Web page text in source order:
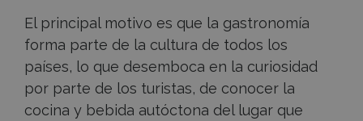
El principal motivo es que la gastronomía
forma parte de la cultura de todos los
países, lo que desemboca en la curiosidad
por parte de los turistas, de conocer la
cocina y bebida autóctona del lugar que